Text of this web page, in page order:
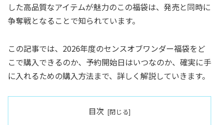
した高品質なアイテムが魅力のこの福袋は、発売と同時に
争奪戦となることで知られています。
この記事では、2026年度のセンスオブワンダー福袋をど
こで購入できるのか、予約開始日はいつなのか、確実に手
に入れるための購入方法まで、詳しく解説していきます。
目次